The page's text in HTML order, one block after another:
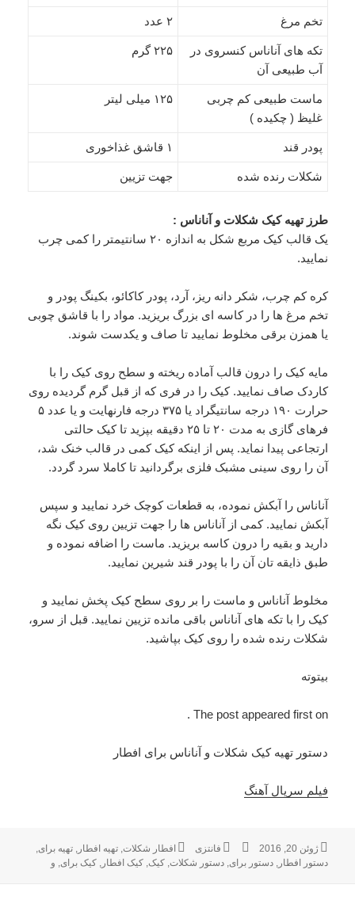
تخم مرغ ۲ عدد
تکه های آناناس کنسروی در
آب طبیعی آن
۲۲۵ گرم
ماست طبیعی کم چربی
غلیظ ( چکیده )
۱۲۵ میلی لیتر
پودر قند ۱ قاشق غذاخوری
شکلات رنده شده جهت تزیین
طرز تهیه کیک شکلات و آناناس :
یک قالب کیک مربع شکل به اندازه ۲۰ سانتیمتر را کمی چرب
نمایید.
کره کم چرب، شکر دانه ریز، آرد، پودر کاکائو، بکینگ پودر و
تخم مرغ ها را در کاسه ای بزرگ بریزید. مواد را با قاشق چوبی
یا همزن برقی مخلوط نمایید تا صاف و یکدست شوند.
مایه کیک را درون قالب آماده ریخته و سطح روی کیک را با
کاردک صاف نمایید. کیک را در فری که از قبل گرم گردیده روی
حرارت ۱۹۰ درجه سانتیگراد یا ۳۷۵ درجه فارنهایت و یا عدد ۵
فرهای گازی به مدت ۲۰ تا ۲۵ دقیقه بپزید تا کیک حالتی
ارتجاعی پیدا نماید. پس از اینکه کیک کمی در قالب خنک شد،
آن را روی سینی مشبک فلزی برگردانید تا کاملا سرد گردد.
آناناس را آبکش نموده، به قطعات کوچک خرد نمایید و سپس
آبکش نمایید. کمی از آناناس ها را جهت تزیین روی کیک نگه
دارید و بقیه را درون کاسه بریزید. ماست را اضافه نموده و
طبق ذایقه تان آن را با پودر قند شیرین نمایید.
مخلوط آناناس و ماست را بر روی سطح کیک پخش نمایید و
کیک را با تکه های آناناس باقی مانده تزیین نمایید. قبل از سرو،
شکلات رنده شده را روی کیک بپاشید.
بیتوته
The post appeared first on .
دستور تهیه کیک شکلات و آناناس برای افطار
فیلم سریال آهنگ
ارسال
شده
ژوئن 20, 2016 نویسندهدسته‌ها
فانتزی برچسب‌ها
افطار شکلات,تهیه افطار,تهیه برای,
دستور افطار,دستور برای,دستور شکلات,کیک,کیک افطار,کیک برای, و